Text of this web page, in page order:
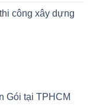
công xây dựng
Gói tại TPHCM